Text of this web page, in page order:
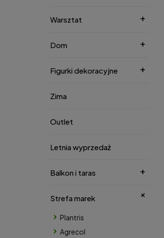
Warsztat
Dom
Figurki dekoracyjne
Zima
Outlet
Letnia wyprzedaż
Balkon i taras
Strefa marek
Plantris
Agrecol